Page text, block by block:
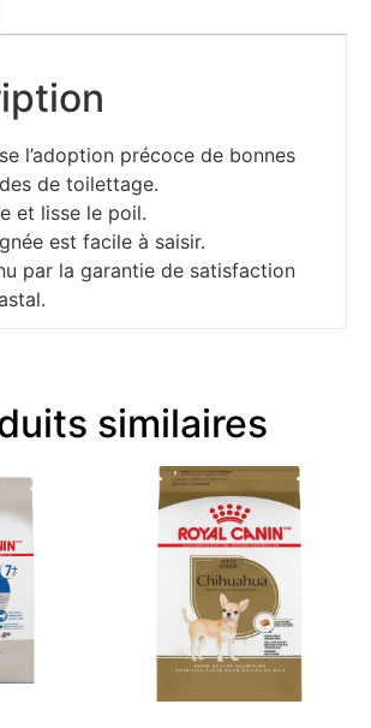
l’adoption précoce de bonnes
de toilettage.
et lisse le poil.
est facile à saisir.
par la garantie de satisfaction
similaires